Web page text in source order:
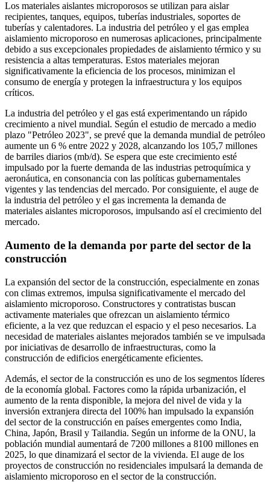
Los materiales aislantes microporosos se utilizan para aislar
recipientes, tanques, equipos, tuberías industriales, soportes de
tuberías y calentadores. La industria del petróleo y el gas emplea
aislamiento microporoso en numerosas aplicaciones, principalmente
debido a sus excepcionales propiedades de aislamiento térmico y su
resistencia a altas temperaturas. Estos materiales mejoran
significativamente la eficiencia de los procesos, minimizan el
consumo de energía y protegen la infraestructura y los equipos
críticos.
La industria del petróleo y el gas está experimentando un rápido
crecimiento a nivel mundial. Según el estudio de mercado a medio
plazo "Petróleo 2023", se prevé que la demanda mundial de petróleo
aumente un 6 % entre 2022 y 2028, alcanzando los 105,7 millones
de barriles diarios (mb/d). Se espera que este crecimiento esté
impulsado por la fuerte demanda de las industrias petroquímica y
aeronáutica, en consonancia con las políticas gubernamentales
vigentes y las tendencias del mercado. Por consiguiente, el auge de
la industria del petróleo y el gas incrementa la demanda de
materiales aislantes microporosos, impulsando así el crecimiento del
mercado.
Aumento de la demanda por parte del sector de la
construcción
La expansión del sector de la construcción, especialmente en zonas
con climas extremos, impulsa significativamente el mercado del
aislamiento microporoso. Constructores y contratistas buscan
activamente materiales que ofrezcan un aislamiento térmico
eficiente, a la vez que reduzcan el espacio y el peso necesarios. La
necesidad de materiales aislantes mejorados también se ve impulsada
por iniciativas de desarrollo de infraestructuras, como la
construcción de edificios energéticamente eficientes.
Además, el sector de la construcción es uno de los segmentos líderes
de la economía global. Factores como la rápida urbanización, el
aumento de la renta disponible, la mejora del nivel de vida y la
inversión extranjera directa del 100% han impulsado la expansión
del sector de la construcción en países emergentes como India,
China, Japón, Brasil y Tailandia. Según un informe de la ONU, la
población mundial aumentará de 7200 millones a 8100 millones en
2025, lo que dinamizará el sector de la vivienda. El auge de los
proyectos de construcción no residenciales impulsará la demanda de
aislamiento microporoso en el sector de la construcción.